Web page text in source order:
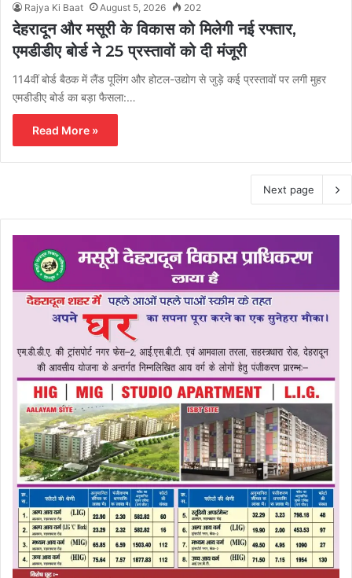
Rajya Ki Baat August 5, 2026 202
देहरादून और मसूरी के विकास को मिलेगी नई रफ्तार,
एमडीडीए बोर्ड ने 25 प्रस्तावों को दी मंजूरी
114वीं बोर्ड बैठक में लैंड पूलिंग और होटल-उद्योग से जुड़े कई प्रस्तावों पर लगी मुहर
एमडीडीए बोर्ड का बड़ा फैसला:…
Read More »
Next page